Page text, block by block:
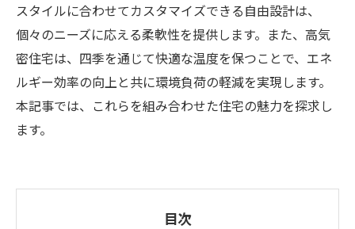
スタイルに合わせてカスタマイズできる自由設計は、
個々のニーズに応える柔軟性を提供します。また、高気
密住宅は、四季を通じて快適な温度を保つことで、エネ
ルギー効率の向上と共に環境負荷の軽減を実現します。
本記事では、これらを組み合わせた住宅の魅力を探求し
ます。
目次